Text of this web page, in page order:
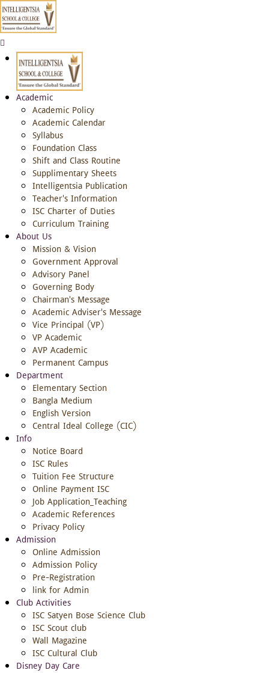
Academic
Academic Policy
Academic Calendar
Syllabus
Foundation Class
Shift and Class Routine
Supplimentary Sheets
Intelligentsia Publication
Teacher's Information
ISC Charter of Duties
Curriculum Training
About Us
Mission & Vision
Government Approval
Advisory Panel
Governing Body
Chairman's Message
Academic Adviser's Message
Vice Principal (VP)
VP Academic
AVP Academic
Permanent Campus
Department
Elementary Section
Bangla Medium
English Version
Central Ideal College (CIC)
Info
Notice Board
ISC Rules
Tuition Fee Structure
Online Payment ISC
Job Application_Teaching
Academic References
Privacy Policy
Admission
Online Admission
Admission Policy
Pre-Registration
link for Admin
Club Activities
ISC Satyen Bose Science Club
ISC Scout club
Wall Magazine
ISC Cultural Club
Disney Day Care